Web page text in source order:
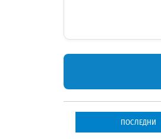
ПОСЛЕДНИ